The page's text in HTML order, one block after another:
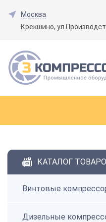
Москва
Крекшино,
Смотреть все
КАТАЛОГ
Винтовые
Дизельные